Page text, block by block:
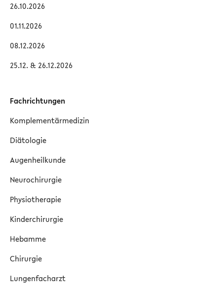
26.10.2026
01.11.2026
08.12.2026
25.12. & 26.12.2026
Fachrichtungen
Komplementärmedizin
Diätologie
Augenheilkunde
Neurochirurgie
Physiotherapie
Kinderchirurgie
Hebamme
Chirurgie
Lungenfacharzt